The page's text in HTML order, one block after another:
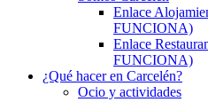
Enlace
FUNCIONA)
Enlace
FUNCIONA)
¿Qué hacer en Carcelén?
Ocio y actividades